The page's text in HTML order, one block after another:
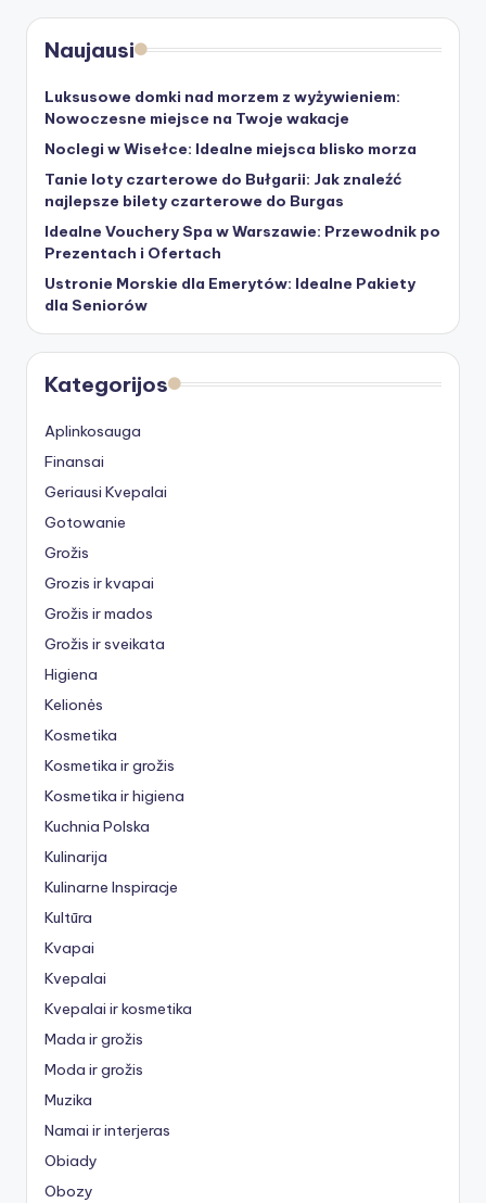
Naujausi
Luksusowe domki nad morzem z wyżywieniem:
Nowoczesne miejsce na Twoje wakacje
Noclegi w Wisełce: Idealne miejsca blisko morza
Tanie loty czarterowe do Bułgarii: Jak znaleźć
najlepsze bilety czarterowe do Burgas
Idealne Vouchery Spa w Warszawie: Przewodnik po
Prezentach i Ofertach
Ustronie Morskie dla Emerytów: Idealne Pakiety
dla Seniorów
Kategorijos
Aplinkosauga
Finansai
Geriausi Kvepalai
Gotowanie
Grožis
Grozis ir kvapai
Grožis ir mados
Grožis ir sveikata
Higiena
Kelionės
Kosmetika
Kosmetika ir grožis
Kosmetika ir higiena
Kuchnia Polska
Kulinarija
Kulinarne Inspiracje
Kultūra
Kvapai
Kvepalai
Kvepalai ir kosmetika
Mada ir grožis
Moda ir grožis
Muzika
Namai ir interjeras
Obiady
Obozy